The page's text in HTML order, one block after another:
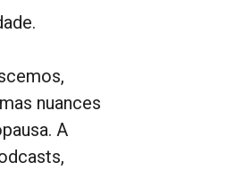
nuances
A